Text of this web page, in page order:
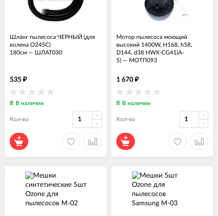
Шланг пылесоса ЧЕРНЫЙ (для
колена O245C)
180см — ШЛАТ030
535 ₽
В наличии
Кол-во
Мотор пылесоса моющий
высокий 1400W, H168, h58,
D144, d38 HWX-CG41(A-
5) — МОТП093
1 670 ₽
В наличии
Кол-во